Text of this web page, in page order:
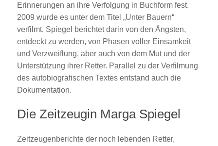
Erinnerungen an ihre Verfolgung in Buchform fest.
2009 wurde es unter dem Titel „Unter Bauern“
verfilmt. Spiegel berichtet darin von den Ängsten,
entdeckt zu werden, von Phasen voller Einsamkeit
und Verzweiflung, aber auch von dem Mut und der
Unterstützung ihrer Retter. Parallel zu der Verfilmung
des autobiografischen Textes entstand auch die
Dokumentation.
Die Zeitzeugin Marga Spiegel
Zeitzeugenberichte der noch lebenden Retter,